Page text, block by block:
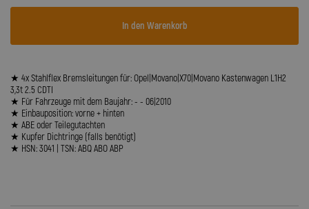
In den Warenkorb
★ 4x Stahlflex Bremsleitungen für: Opel|Movano|X70|Movano Kastenwagen L1H2
3,3t 2.5 CDTI
★ Für Fahrzeuge mit dem Baujahr: - - 06|2010
★ Einbauposition: vorne + hinten
★ ABE oder Teilegutachten
★ Kupfer Dichtringe (falls benötigt)
★ HSN: 3041 | TSN: ABQ ABO ABP